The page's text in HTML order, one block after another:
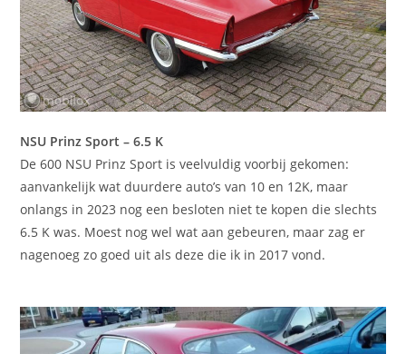
NSU Prinz Sport – 6.5 K
De 600 NSU Prinz Sport is veelvuldig voorbij gekomen:
aanvankelijk wat duurdere auto’s van 10 en 12K, maar
onlangs in 2023 nog een besloten niet te kopen die slechts
6.5 K was. Moest nog wel wat aan gebeuren, maar zag er
nagenoeg zo goed uit als deze die ik in 2017 vond.